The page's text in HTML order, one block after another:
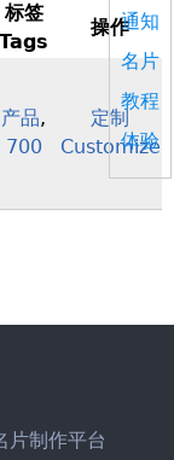
通知
名片
教程
体验
标签
Tags
操作
产品,
700
定制
Customize
片制作平台